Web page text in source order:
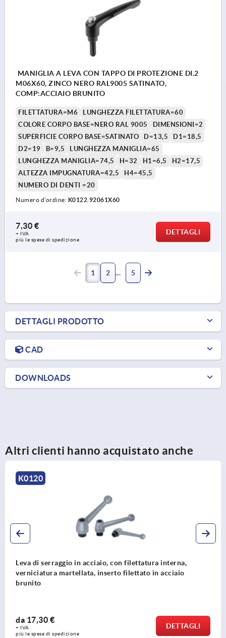
MANIGLIA A LEVA CON TAPPO DI PROTEZIONE DI.2
M06X60, ZINCO NERO RAL9005 SATINATO,
COMP:ACCIAIO BRUNITO
FILETTATURA=M6
LUNGHEZZA FILETTATURA=60
COLORE CORPO BASE=NERO RAL 9005
DIMENSIONI=2
SUPERFICIE CORPO BASE=SATINATO
D=13,5
D1=18,5
D2=19
B=9,5
LUNGHEZZA MANIGLIA=65
LUNGHEZZA MANIGLIA=74,5
H=32 H1=6,5
H2=17,5
ALTEZZA IMPUGNATURA=42,5
H4=45,5
NUMERO DI DENTI =20
Numero d’ordine: K0122.92061X60
7,30 €
+ IVA
più le spese di spedizione
DETTAGLI
1 2 5
DETTAGLI PRODOTTO
CAD
DOWNLOADS
Altri clienti hanno acquistato anche
filettatura interna,
filettato in acciaio
Maniglie a leva in plastica
esterna, inserto filettato in
9,32 €
più le spese di spedizione